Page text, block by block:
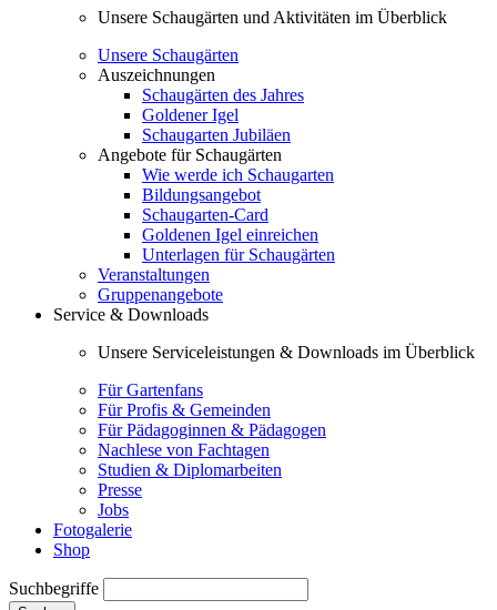
Unsere Schaugärten und Aktivitäten im Überblick
Unsere Schaugärten
Auszeichnungen
Schaugärten des Jahres
Goldener Igel
Schaugarten Jubiläen
Angebote für Schaugärten
Wie werde ich Schaugarten
Bildungsangebot
Schaugarten-Card
Goldenen Igel einreichen
Unterlagen für Schaugärten
Veranstaltungen
Gruppenangebote
Service & Downloads
Unsere Serviceleistungen & Downloads im Überblick
Für Gartenfans
Für Profis & Gemeinden
Für Pädagoginnen & Pädagogen
Nachlese von Fachtagen
Studien & Diplomarbeiten
Presse
Jobs
Fotogalerie
Shop
Suchbegriffe